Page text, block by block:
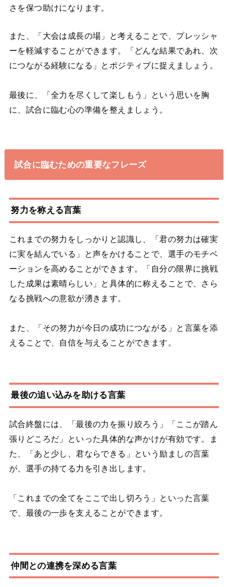
さを保つ助けになります。
また、「大会は成長の場」と考えることで、プレッシャ
ーを軽減することができます。「どんな結果であれ、次
につながる経験になる」とポジティブに捉えましょう。
最後に、「全力を尽くして楽しもう」という思いを胸
に、試合に臨む心の準備を整えましょう。
試合に臨むための重要なフレーズ
努力を称える言葉
これまでの努力をしっかりと認識し、「君の努力は確実
に実を結んでいる」と声をかけることで、選手のモチベ
ーションを高めることができます。「自分の限界に挑戦
した成果は素晴らしい」と具体的に称えることで、さら
なる挑戦への意欲が湧きます。
また、「その努力が今日の成功につながる」と言葉を添
えることで、自信を与えることができます。
最後の追い込みを助ける言葉
試合終盤には、「最後の力を振り絞ろう」「ここが踏ん
張りどころだ」といった具体的な声かけが有効です。ま
た、「あと少し、君ならできる」という励ましの言葉
が、選手の持てる力を引き出します。
「これまでの全てをここで出し切ろう」といった言葉
で、最後の一歩を支えることができます。
仲間との連携を深める言葉